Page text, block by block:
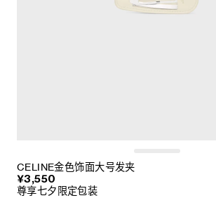
CELINE金色饰面大号发夹
¥3,550
尊享七夕限定包装